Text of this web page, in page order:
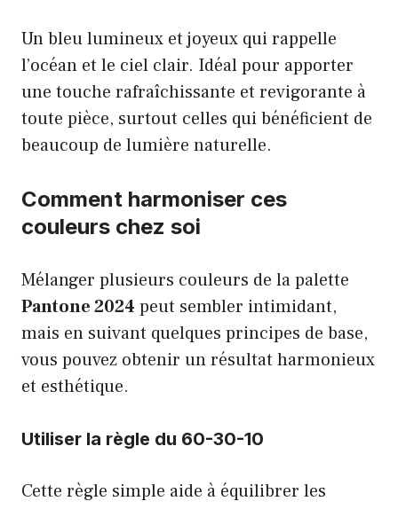
Un bleu lumineux et joyeux qui rappelle
l’océan et le ciel clair. Idéal pour apporter
une touche rafraîchissante et revigorante à
toute pièce, surtout celles qui bénéficient de
beaucoup de lumière naturelle.
Comment harmoniser ces
couleurs chez soi
Mélanger plusieurs couleurs de la palette
Pantone 2024 peut sembler intimidant,
mais en suivant quelques principes de base,
vous pouvez obtenir un résultat harmonieux
et esthétique.
Utiliser la règle du 60-30-10
Cette règle simple aide à équilibrer les